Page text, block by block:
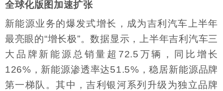
全球化版图加速扩张
新能源业务的爆发式增长，成为吉利汽车上半年
最亮眼的“增长极”。数据显示，上半年吉利汽车三
大品牌新能源总销量超72.5万辆，同比增长
126%，新能源渗透率达51.5%，稳居新能源品牌
第一梯队。其中，吉利银河系列升级为独立品牌